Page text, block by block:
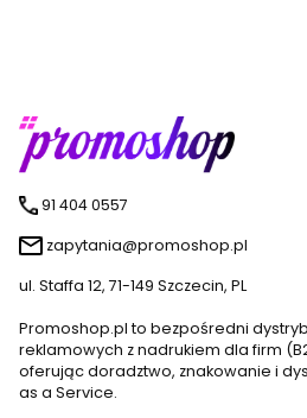
91 404 0557
zapytania@promoshop.pl
ul. Staffa 12, 71-149 Szczecin, PL
Promoshop.pl to bezpośredni
reklamowych z nadrukiem dla firm
oferując doradztwo, znakowanie i
as a Service.